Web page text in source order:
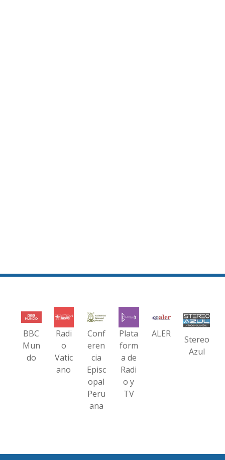
BBC
Mun
do
Radi
o
Vatic
ano
Conf
eren
cia
Episc
opal
Peru
ana
Plata
form
a de
Radi
o y
TV
ALER
Stereo
Azul